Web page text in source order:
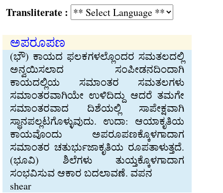
:
ಅಪರೂಪಣ
(ಭೌ) ಕಾಯದ ಫಲಕಗಳಲ್ಲೊಂದರ ಸಮತಲದಲ್ಲಿ
ಅನ್ವಯಿಸಲಾದ ಸಂಪೀಡನದಿಂದಾಗಿ
ಕಾಯದಲ್ಲಿಯ ಸಮಾಂತರ ಸಮತಲಗಳು
ಸಮಾಂತರವಾಗಿಯೇ ಉಳಿದಿದ್ದು ಆದರೆ ತಮಗೇ
ಸಮಾಂತರವಾದ ದಿಶೆಯಲ್ಲಿ ಸಾಪೇಕ್ಷವಾಗಿ
ಸ್ಥಾನಪಲ್ಲಟಗೊಳ್ಳುವುದು. ಉದಾ: ಆಯಾಕೃತಿಯ
ಕಾಯವೊಂದು ಅಪರೂಪಣಕ್ಕೊಳಗಾದಾಗ
ಸಮಾಂತರ ಚತುರ್ಭುಜಾಕೃತಿಯ ರೂಪತಾಳುತ್ತದೆ.
(ಭೂವಿ) ಶಿಲೆಗಳು ತುಯ್ತಕ್ಕೊಳಗಾದಾಗ
ಸಂಭವಿಸುವ ಆಕಾರ ಬದಲಾವಣೆ. ವಪನ
shear